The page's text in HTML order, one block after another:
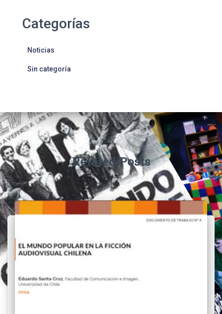
Categorías
Noticias
Sin categoría
Related Posts